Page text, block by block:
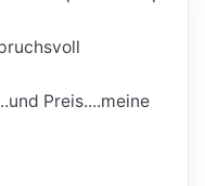
Preis....meine